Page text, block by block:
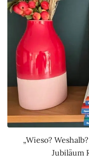
„Wieso?
Jubiläum